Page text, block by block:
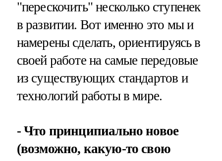
"перескочить" несколько ступенек
в развитии. Вот именно это мы и
намерены сделать, ориентируясь в
своей работе на самые передовые
из существующих стандартов и
технологий работы в мире.
- Что принципиально новое
(возможно, какую-то свою